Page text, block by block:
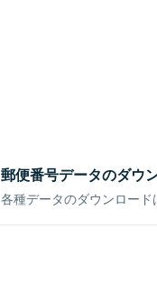
郵便番号データのダウ
各種データのダウンロード